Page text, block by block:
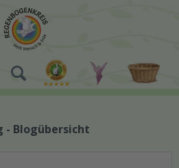
- Blogübersicht